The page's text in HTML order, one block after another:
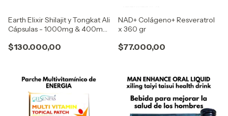
Earth Elixir Shilajit y Tongkat Ali
Cápsulas - 1000mg & 400mg
$130.000,00
NAD+ Colágeno+ Resveratrol
x 360 gr
$77.000,00